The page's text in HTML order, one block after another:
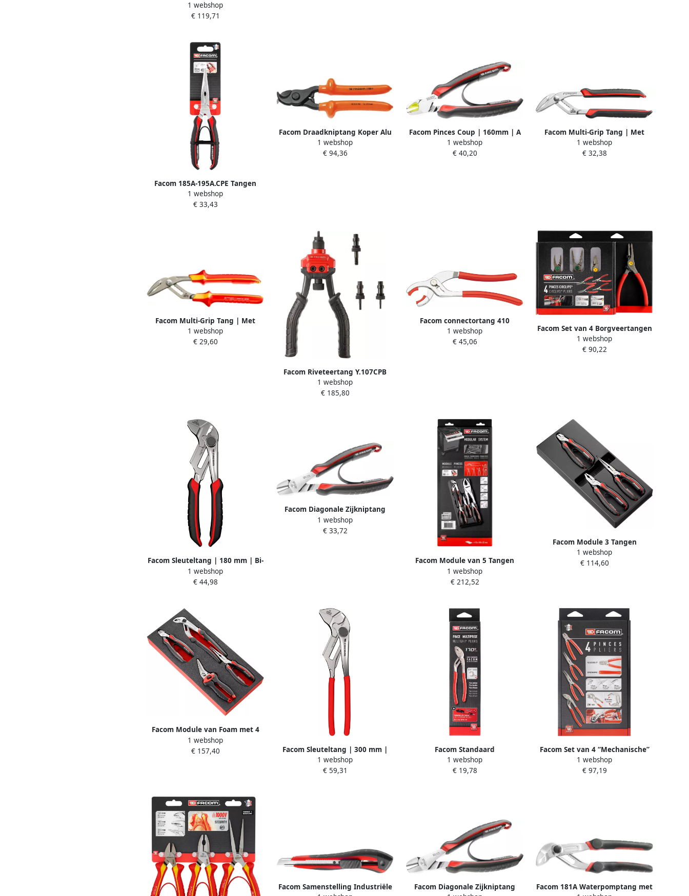
Borgveertangen MODM.PCSNPB
1 webshop
€ 119,71
Facom 185A-195A.CPE Tangen
met Halfronde Bekken
185A.20CPEPB
1 webshop
€ 33,43
Facom Draadkniptang Koper Alu
| 14mm | 1000 V | VSE-serie
412.14AVSE
1 webshop
€ 94,36
Facom Pinces Coup | 160mm | A
Retenue de Chute 192A.16CPE-R
1 webshop
€ 40,20
Facom Multi-Grip Tang | Met
Lange Bek 180A.CPE
1 webshop
€ 32,38
Facom Multi-Grip Tang | Met
Lange Bek | VDE 180A.VE
1 webshop
€ 29,60
Facom Riveteertang Y.107CPB
1 webshop
€ 185,80
Facom connectortang 410
1 webshop
€ 45,06
Facom Set van 4 Borgveertangen
| Rechte Bekken | 10 tot 60 mm
PCSNJ4PB
1 webshop
€ 90,22
Facom Sleuteltang | 180 mm | Bi-
materiaal Handgrepen
PWF180CPEPB
1 webshop
€ 44,98
Facom Diagonale Zijkniptang
"Hoge Prestaties" | 200 mm
192A.20CPE
1 webshop
€ 33,72
Facom Module van 5 Tangen
MOD.CPEA5PB
1 webshop
€ 212,52
Facom Module 3 Tangen
MOD.CPEA0PB
1 webshop
€ 114,60
Facom Module van Foam met 4
Tangen MODM.CPEA2PB
1 webshop
€ 157,40
Facom Sleuteltang | 300 mm |
PVC Handgrepen PWF300G
1 webshop
€ 59,31
Facom Standaard
Waterpomptang | 300 mm
170A.25PB
1 webshop
€ 19,78
Facom Set van 4 “Mechanische”
Tangen GJP.A4PB
1 webshop
€ 97,19
Facom Samenstelling Industriële
Facom Diagonale Zijkniptang
Facom 181A Waterpomptang met